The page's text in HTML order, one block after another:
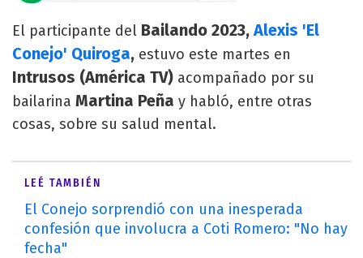
El participante del Bailando 2023, Alexis 'El
Conejo' Quiroga, estuvo este martes en
Intrusos (América TV) acompañado por su
bailarina Martina Peña y habló, entre otras
cosas, sobre su salud mental.
LEÉ TAMBIÉN
El Conejo sorprendió con una inesperada
confesión que involucra a Coti Romero: "No hay
fecha"